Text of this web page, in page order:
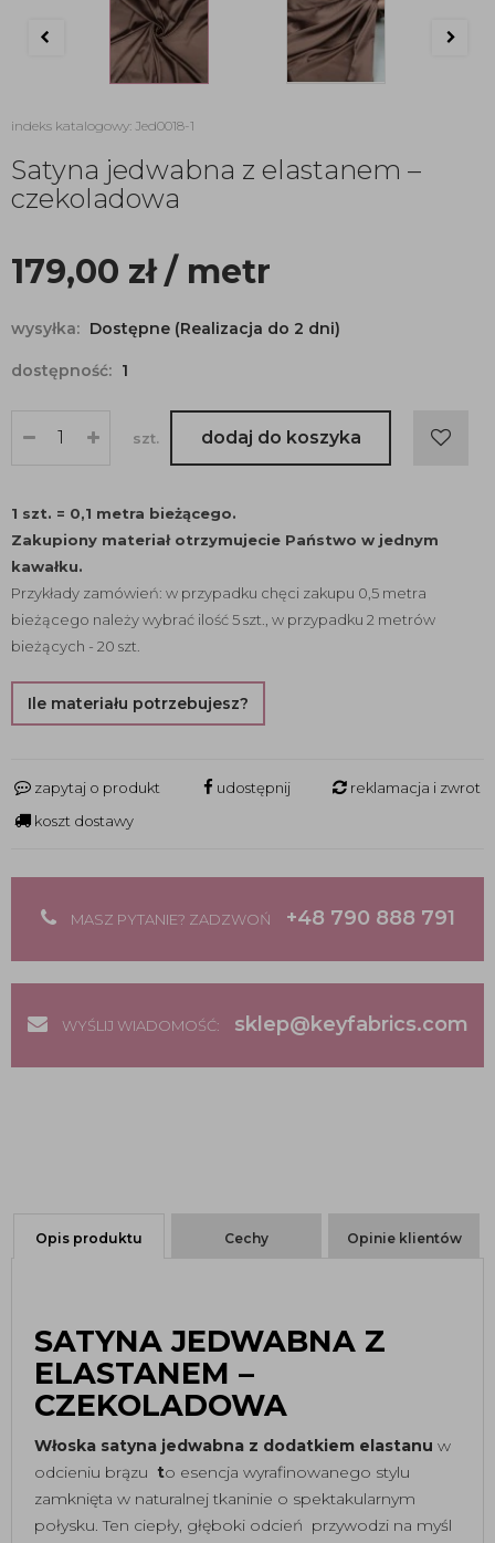
indeks katalogowy: Jed0018-1
Satyna jedwabna z elastanem –
czekoladowa
179,00 zł/ metr
wysyłka: Dostępne (Realizacja do 2 dni)
dostępność: 1
szt. dodaj do koszyka
1 szt. = 0,1 metra bieżącego.
Zakupiony materiał otrzymujecie Państwo w jednym
kawałku.
Przykłady zamówień: w przypadku chęci zakupu 0,5 metra
bieżącego należy wybrać ilość 5 szt., w przypadku 2 metrów
bieżących - 20 szt.
Ile materiału potrzebujesz?
zapytaj o produkt udostępnij
reklamacja i zwrot
koszt dostawy
MASZ PYTANIE? ZADZWOŃ +48 790 888 791
WYŚLIJ WIADOMOŚĆ: sklep@keyfabrics.com
Opis produktu Cechy Opinie klientów
SATYNA JEDWABNA Z
ELASTANEM –
CZEKOLADOWA
Włoska satyna jedwabna z dodatkiem elastanu w
odcieniu brązu to esencja wyrafinowanego stylu
zamknięta w naturalnej tkaninie o spektakularnym
połysku. Ten ciepły, głęboki odcień przywodzi na myśl